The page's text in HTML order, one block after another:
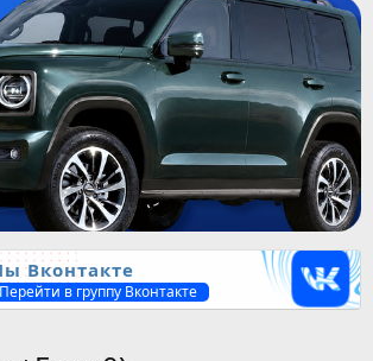
Вконтакте
Перейти в группу Вконтакте